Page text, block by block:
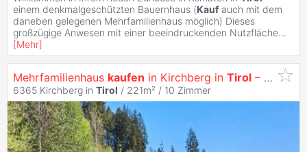
einem denkmalgeschützten Bauernhaus (Kauf auch mit dem
daneben gelegenen Mehrfamilienhaus möglich) Dieses
großzügige Anwesen mit einer beeindruckenden Nutzfläche...
[Mehr]
Mehrfamilienhaus kaufen in Kirchberg in Tirol – Sonnenlage, Wohnsitz & Rendite
6365 Kirchberg in Tirol / 221m² / 10 Zimmer